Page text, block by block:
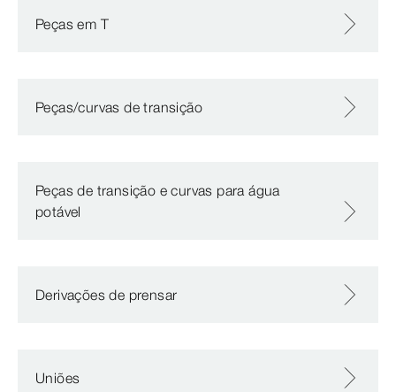
Peças em T
Peças/curvas de transição
Peças de transição e curvas para água
potável
Derivações de prensar
Uniões